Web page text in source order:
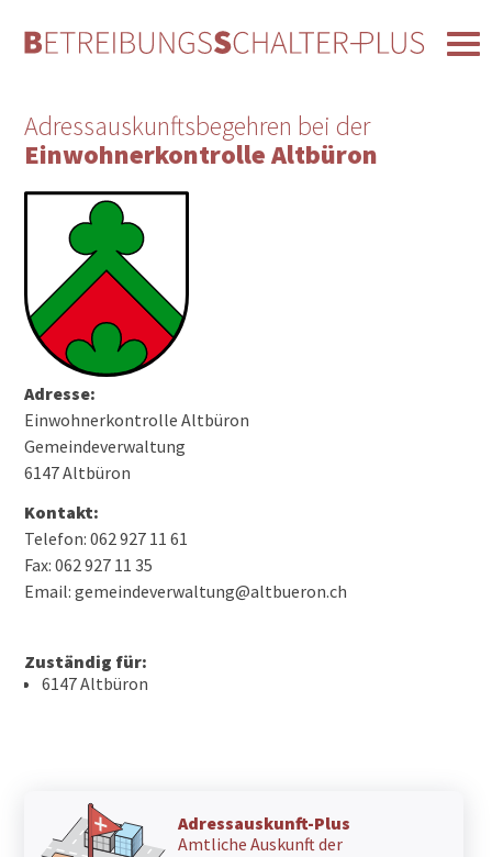
Adressauskunftsbegehren bei der
Einwohnerkontrolle Altbüron
Adresse:
Einwohnerkontrolle Altbüron
Gemeindeverwaltung
6147 Altbüron
Kontakt:
Telefon: 062 927 11 61
Fax: 062 927 11 35
Email: gemeindeverwaltung@altbueron.ch
Zuständig für:
6147 Altbüron
Adressauskunft-Plus
Amtliche Auskunft der